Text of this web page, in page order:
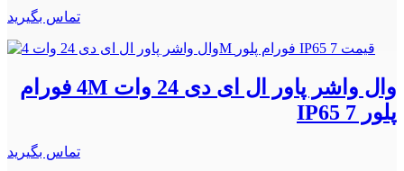
تماس بگیرید
وال واشر پاور ال ای دی 24 وات 4M فورام
پلور IP65 7
تماس بگیرید